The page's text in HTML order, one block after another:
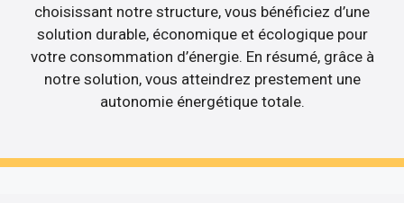
choisissant notre structure, vous bénéficiez d’une
solution durable, économique et écologique pour
votre consommation d’énergie. En résumé, grâce à
notre solution, vous atteindrez prestement une
autonomie énergétique totale.